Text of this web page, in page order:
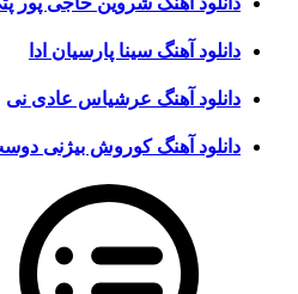
دانلود آهنگ سینا پارسیان ادا
دانلود آهنگ عرشیاس عادی نی
دانلود آهنگ کوروش بیژنی